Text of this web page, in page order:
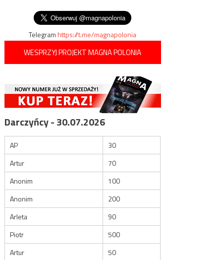
Telegramhttps://t.me/magnapolonia
WESPRZYJ PROJEKT MAGNA POLONIA
Darczyńcy - 30.07.2026
AP
30
Artur
70
Anonim
100
Anonim
200
Arleta
90
Piotr
500
Artur
50